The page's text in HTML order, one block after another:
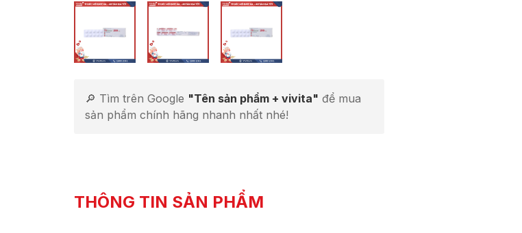
🔎 Tìm trên Google "Tên sản phẩm + vivita" để mua
sản phẩm chính hãng nhanh nhất nhé!
THÔNG TIN SẢN PHẨM